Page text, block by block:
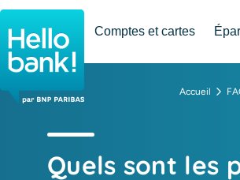
Hello bank! la banque en ligne de BNP
Comptes et cartes
Accueil
Quels sont les